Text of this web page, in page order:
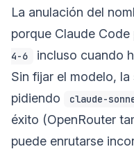
La anulación del
porque Claude Code
4-6
incluso cuando
Sin fijar el modelo,
pidiendo
claude-
éxito (OpenRouter
puede enrutarse